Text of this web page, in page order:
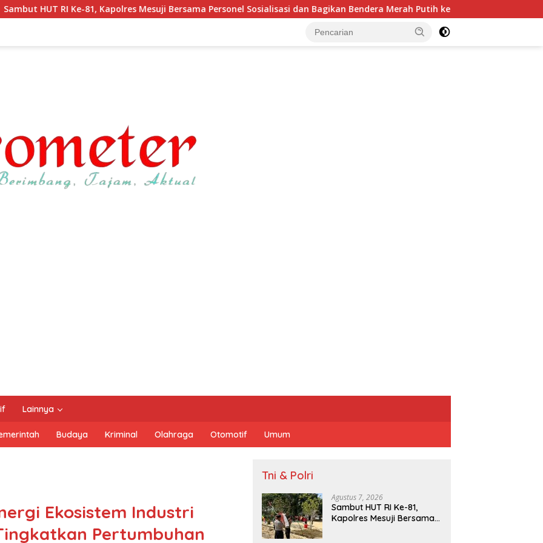
Mesuji Bersama Personel Sosialisasi dan Bagikan Bendera Merah Putih kepada Warga dan Pengguna Jalan
Lainnya
Budaya Kriminal Olahraga Otomotif Umum
Ekosistem Industri
Pertumbuhan
Tni & Polri
Agustus 7, 2026
Sambut HUT RI Ke-81,
Kapolres Mesuji Bersama